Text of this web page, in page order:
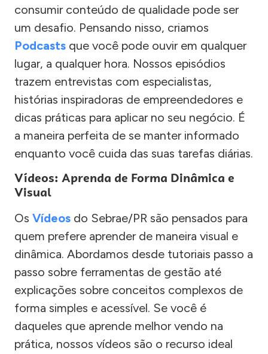
consumir conteúdo de qualidade pode ser
um desafio. Pensando nisso, criamos
Podcasts que você pode ouvir em qualquer
lugar, a qualquer hora. Nossos episódios
trazem entrevistas com especialistas,
histórias inspiradoras de empreendedores e
dicas práticas para aplicar no seu negócio. É
a maneira perfeita de se manter informado
enquanto você cuida das suas tarefas diárias.
Vídeos: Aprenda de Forma Dinâmica e
Visual
Os Vídeos do Sebrae/PR são pensados para
quem prefere aprender de maneira visual e
dinâmica. Abordamos desde tutoriais passo a
passo sobre ferramentas de gestão até
explicações sobre conceitos complexos de
forma simples e acessível. Se você é
daqueles que aprende melhor vendo na
prática, nossos vídeos são o recurso ideal